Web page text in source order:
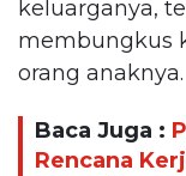
keluarganya,
membungkus
orang anaknya.
Baca Juga :
Rencana